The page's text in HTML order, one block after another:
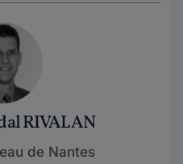
RIVALAN
de Nantes